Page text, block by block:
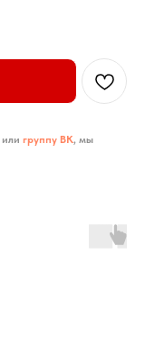
или группу ВК, мы